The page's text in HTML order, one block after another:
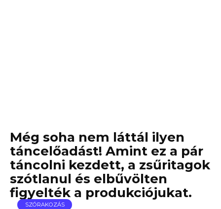
Még soha nem láttál ilyen
táncelőadást! Amint ez a pár
táncolni kezdett, a zsűritagok
szótlanul és elbűvölten
figyelték a produkciójukat.
SZÓRAKOZÁS